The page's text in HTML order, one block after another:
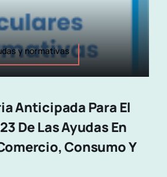
y normativas
Anticipada Para El
De Las Ayudas En
Consumo Y